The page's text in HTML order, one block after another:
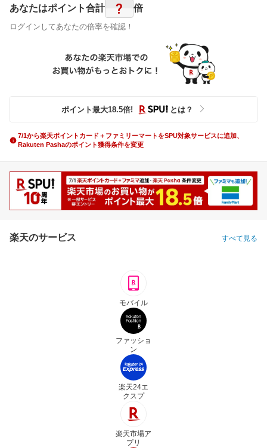
あなたはポイント合計 ? 倍
ログインしてあなたの倍率を確認！
ポイント最大18.5倍! とは？
7/1から楽天ポイントカード＋ファミリーマートをSPU対象サービスに追加、
Rakuten Pashaのポイント獲得条件を変更
楽天のサービス すべて見る
モバイル
ファッショ
ン
楽天24エ
クスプ
楽天市場ア
プリ